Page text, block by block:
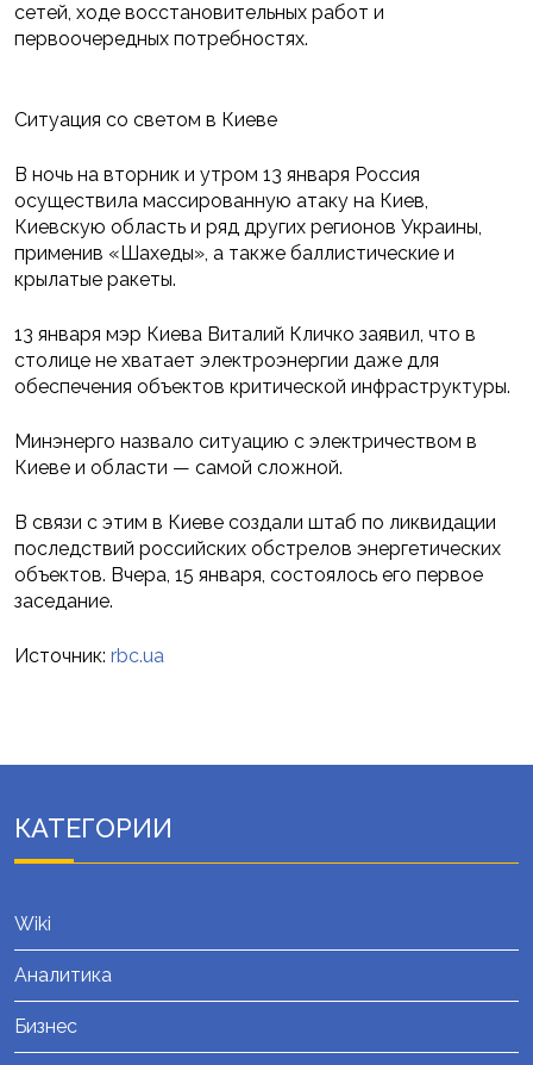
сетей, ходе восстановительных работ и
первоочередных потребностях.
Ситуация со светом в Киеве
В ночь на вторник и утром 13 января Россия
осуществила массированную атаку на Киев,
Киевскую область и ряд других регионов Украины,
применив «Шахеды», а также баллистические и
крылатые ракеты.
13 января мэр Киева Виталий Кличко заявил, что в
столице не хватает электроэнергии даже для
обеспечения объектов критической инфраструктуры.
Минэнерго назвало ситуацию с электричеством в
Киеве и области — самой сложной.
В связи с этим в Киеве создали штаб по ликвидации
последствий российских обстрелов энергетических
объектов. Вчера, 15 января, состоялось его первое
заседание.
Источник: rbc.ua
КАТЕГОРИИ
Wiki
Аналитика
Бизнес